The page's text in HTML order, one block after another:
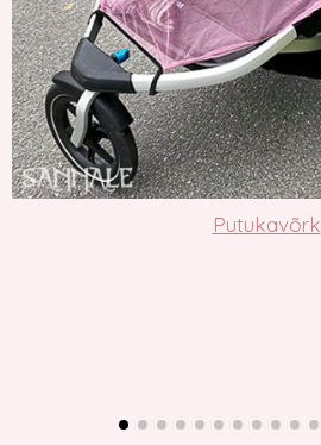
Putukavõrk